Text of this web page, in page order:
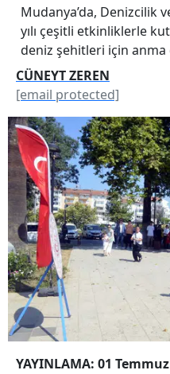
Mudanya’da, Denizcilik
yılı çeşitli etkinliklerle
deniz şehitleri için anma
CÜNEYT ZEREN
[email protected]
YAYINLAMA: 01